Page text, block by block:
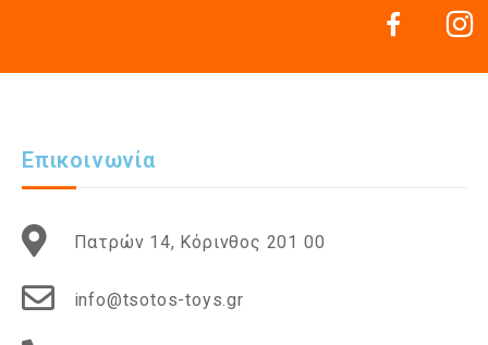
Επικοινωνία
Πατρών 14, Κόρινθος 201 00
info@tsotos-toys.gr